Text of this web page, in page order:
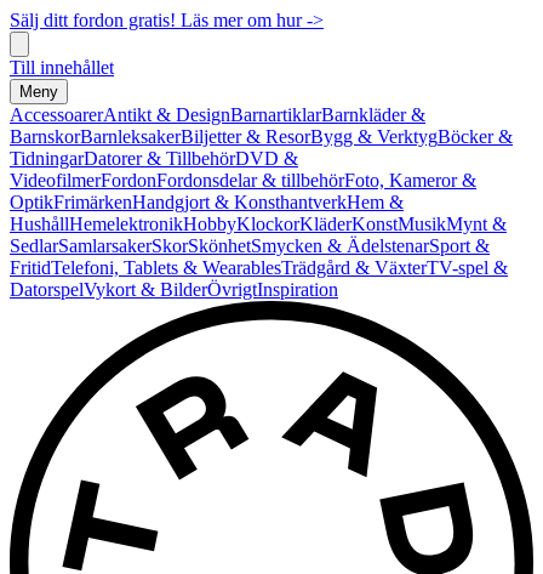
Sälj ditt fordon gratis! Läs mer om hur ->
Till innehållet
Meny
AccessoarerAntikt & DesignBarnartiklarBarnkläder &
BarnskorBarnleksakerBiljetter & ResorBygg & VerktygBöcker &
TidningarDatorer & TillbehörDVD &
VideofilmerFordonFordonsdelar & tillbehörFoto, Kameror &
OptikFrimärkenHandgjort & KonsthantverkHem &
HushållHemelektronikHobbyKlockorKläderKonstMusikMynt &
SedlarSamlarsakerSkorSkönhetSmycken & ÄdelstenarSport &
FritidTelefoni, Tablets & WearablesTrädgård & VäxterTV-spel &
DatorspelVykort & BilderÖvrigtInspiration